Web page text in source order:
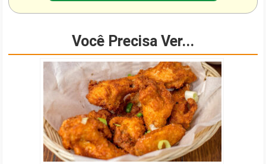
Você Precisa Ver...